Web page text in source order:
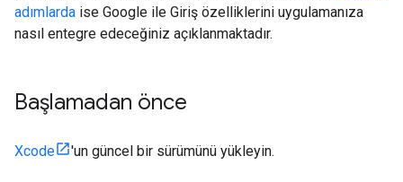
adımlarda ise Google ile Giriş özelliklerini uygulamanıza
nasıl entegre edeceğiniz açıklanmaktadır.
Başlamadan önce
Xcode 'un güncel bir sürümünü yükleyin.